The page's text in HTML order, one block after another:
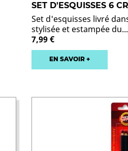
SET D'ESQUISSES 6
Set d'esquisses livré
stylisée et estampée du...
7,99 €
EN SAVOIR +